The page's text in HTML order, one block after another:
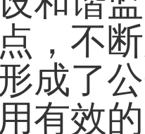
，不
成了
有效